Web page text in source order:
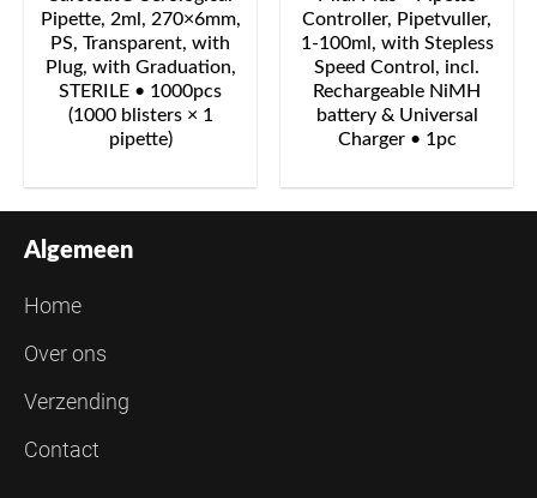
Pipette, 2ml, 270×6mm,
PS, Transparent, with
Plug, with Graduation,
STERILE • 1000pcs
(1000 blisters × 1
pipette)
Controller, Pipetvuller,
1-100ml, with Stepless
Speed Control, incl.
Rechargeable NiMH
battery & Universal
Charger • 1pc
Algemeen
Home
Over ons
Verzending
Contact